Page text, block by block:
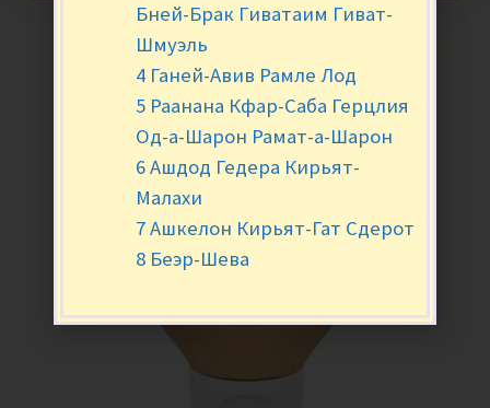
Бней-Брак Гиватаим Гиват-
Шмуэль
4 Ганей-Авив Рамле Лод
5 Раанана Кфар-Саба Герцлия
Од-а-Шарон Рамат-а-Шарон
6 Ашдод Гедера Кирьят-
Малахи
7 Ашкелон Кирьят-Гат Сдерот
8 Беэр-Шева